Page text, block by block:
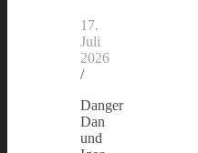
17.
Juli
2026
/
Danger
Dan
und